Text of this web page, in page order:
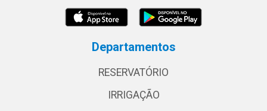
Departamentos
RESERVATÓRIO
IRRIGAÇÃO